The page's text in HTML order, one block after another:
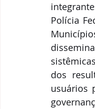
Polícia
dos
usuários